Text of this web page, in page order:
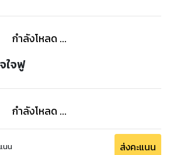
กำลังโหลด ...
ใจฟู
กำลังโหลด ...
นน ส่งคะแนน